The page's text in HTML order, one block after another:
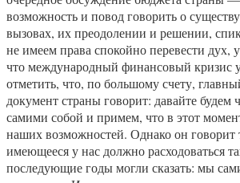
возможность и повод говорить о
вызовах, их преодолении и решении,
не имеем права спокойно перевести дух,
что международный финансовый кризис
отметить, что, по большому счету,
документ страны говорит: давайте будем
самими собой и примем, что в этот
наших возможностей. Однако он говорит
имеющееся у нас должно расходоваться
последующие годы могли сказать: мы